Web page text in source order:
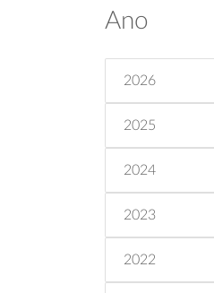
Ano
2026
2025
2024
2023
2022